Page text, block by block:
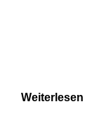
Weiterlesen